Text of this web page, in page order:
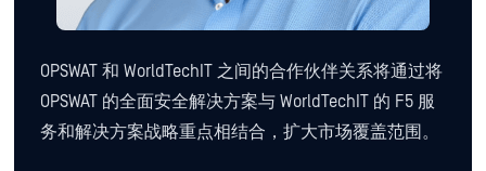
OPSWAT 和 WorldTechIT 之间的合作伙伴关系将通过将
OPSWAT 的全面安全解决方案与 WorldTechIT 的 F5 服
务和解决方案战略重点相结合，扩大市场覆盖范围。